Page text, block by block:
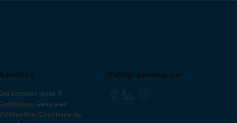
propos
sommes-nous ?
Générales
(Créateurs de
Rejoignez-nous sur